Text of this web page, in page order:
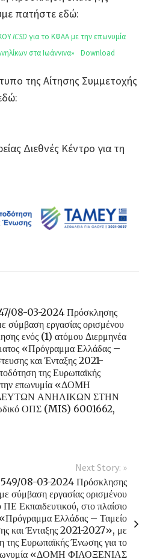
πατήστε εδώ:
ICSDγια το ΚΦΑΑ με την επωνυμία
στα Ιωάννινα»
Download
της Αίτησης Συμμετοχής
Διεθνές Κέντρο για τη
08-03-2024 Πρόσκλησης
σύμβαση εργασίας ορισμένου
ενός (1) ατόμου Διερμηνέα
«Πρόγραμμα Ελλάδας –
και Ένταξης 2021-
της Ευρωπαϊκής
επωνυμία «ΔΟΜΗ
ΑΝΗΛΙΚΩΝ ΣΤΗΝ
ΟΠΣ (MIS) 6001662,
Next Story: »
549/08-03-2024 Πρόσκλησης
σύμβαση εργασίας ορισμένου
Εκπαιδευτικού, στο πλαίσιο
Ελλάδας – Ταμείο
και Ένταξης 2021-2027», με
της Ευρωπαϊκής Ένωσης για το
«ΔΟΜΗ ΦΙΛΟΞΕΝΙΑΣ